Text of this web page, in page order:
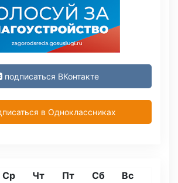
подписаться ВКонтакте
в Одноклассниках
Ср Чт Пт Сб Вс